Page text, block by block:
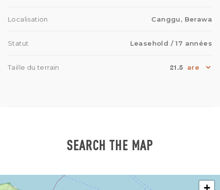
Localisation Canggu, Berawa
Statut Leasehold / 17 années
Taille du terrain 21.5
SEARCH THE MAP